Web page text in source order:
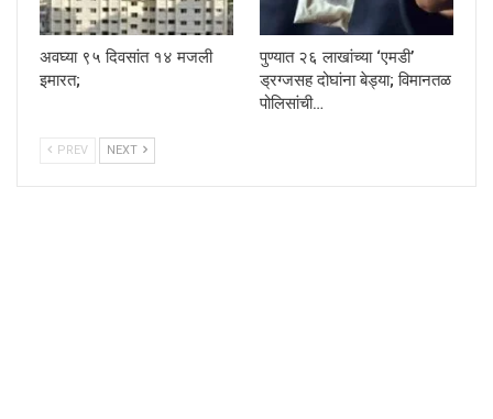
अवघ्या ९५ दिवसांत १४ मजली
इमारत;
पुण्यात २६ लाखांच्या ‘एमडी’
ड्रग्जसह दोघांना बेड्या; विमानतळ
पोलिसांची…
PREV NEXT